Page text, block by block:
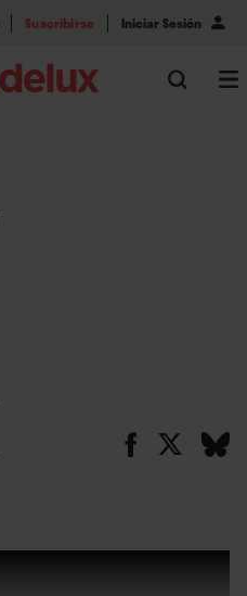
Suscribirse Iniciar Sesión